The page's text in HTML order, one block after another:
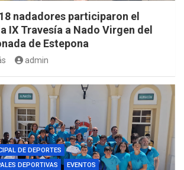
nadadores participaron el
IX Travesía a Nado Virgen del
de Estepona
admin
DE DEPORTES
DEPORTIVAS
EVENTOS